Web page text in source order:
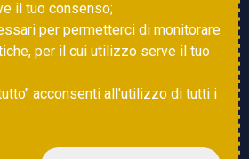
i diritti riservati
il tuo consenso;
per permetterci di monitorare
per il cui utilizzo serve il tuo
acconsenti all'utilizzo di tutti i